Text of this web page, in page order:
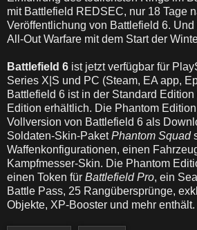
mit Battlefield REDSEC, nur 18 Tage
Veröffentlichung von Battlefield 6.
All-Out Warfare mit dem Start der
Battlefield 6 ist jetzt verfügbar für
Series X|S und PC (Steam, EA app,
Battlefield 6 ist in der Standard
Edition erhältlich. Die Phantom
Vollversion von Battlefield 6 als
Soldaten-Skin-PaketPhantom Squad
Waffenkonfigurationen, einen
Kampfmesser-Skin. Die Phantom
einen Token für Battlefield Pro, ein
Battle Pass, 25 Rangübersprünge,
Objekte, XP-Booster und mehr enthält.